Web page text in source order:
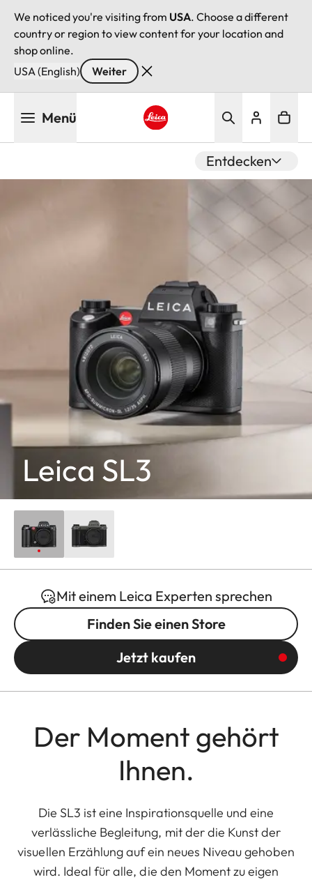
We noticed you're visiting from USA. Choose a different
country or region to view content for your location and
shop online.
USA (English)
Weiter
Menü
Entdecken
Leica SL3
Mit einem Leica Experten sprechen
Finden Sie einen Store
Jetzt kaufen
Der Moment gehört
Ihnen.
Die SL3 ist eine Inspirationsquelle und eine
verlässliche Begleitung, mit der die Kunst der
visuellen Erzählung auf ein neues Niveau gehoben
wird. Ideal für alle, die den Moment zu eigen